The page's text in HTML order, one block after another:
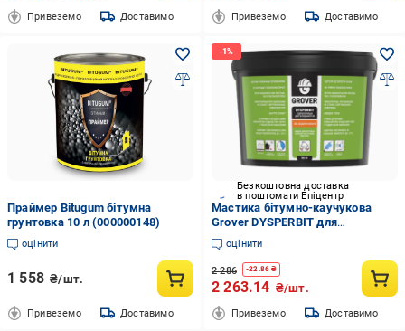
Привеземо Доставимо Привеземо Доставимо
Праймер Bitugum бітумна
грунтовка 10 л (000000148)
оцінити
1 558 ₴/шт.
Привеземо Доставимо
Безкоштовна доставка
в поштомати Епіцентр
Мастика бітумно-каучукова
Grover DYSPERBIT для
гідроізоляції фундаментів 20 кг
(2456254401)
оцінити
2 286 -22.86 ₴
2 263.14 ₴/шт.
Привеземо Доставимо